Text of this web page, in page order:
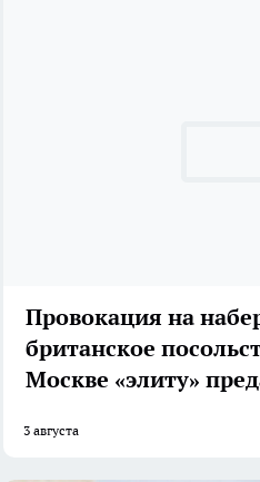
Провокация на
британское
Москве «элиту»
3 августа